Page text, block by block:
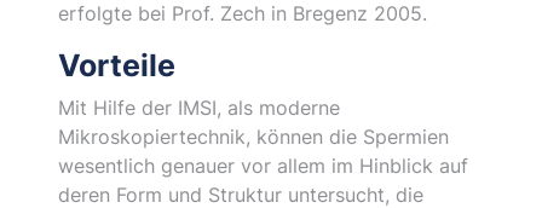
erfolgte bei Prof. Zech in Bregenz 2005.
Vorteile
Mit Hilfe der IMSI, als moderne
Mikroskopiertechnik, können die Spermien
wesentlich genauer vor allem im Hinblick auf
deren Form und Struktur untersucht, die